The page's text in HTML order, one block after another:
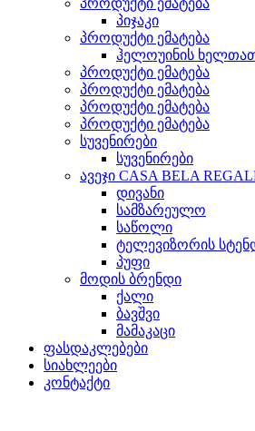
პროდუქტი ემატება
პიჯაკი
პროდუქტი ემატება
ჰელოუინის
პროდუქტი ემატება
პროდუქტი ემატება
პროდუქტი ემატება
პროდუქტი ემატება
სუვენირები
სუვენირები
ავეჯი CASA BELA
დივანი
სამზარეულო
საწოლი
ტელევიზორის
პუფი
მოდის ბრენდი
ქალი
ბავშვი
მამაკაცი
ფასდაკლებები
სიახლეები
კონტაქტი